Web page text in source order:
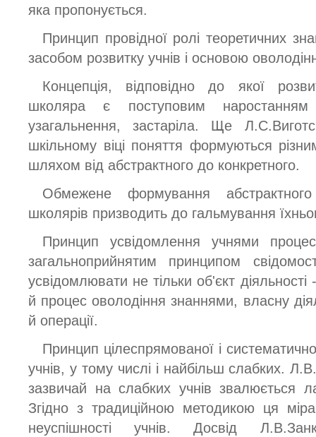
яка пропонується.
Принцип провідної ролі теоретичних
засобом розвитку учнів і основою
Концепція, відповідно до якої
школяра є поступовим наростанням
узагальнення, застаріла. Ще
шкільному віці поняття формуються
шляхом від абстрактного до конкретного.
Обмежене формування
школярів призводить до гальмування
Принцип усвідомлення учнями
загальноприйнятим принципом
усвідомлювати не тільки об'єкт
й процес оволодіння знаннями, власну
й операції.
Принцип цілеспрямованої і
учнів, у тому числі і найбільш слабких.
зазвичай на слабких учнів звалюється
Згідно з традиційною методикою ця
неуспішності учнів. Досвід